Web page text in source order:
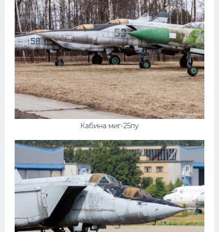
Кабина миг-25пу